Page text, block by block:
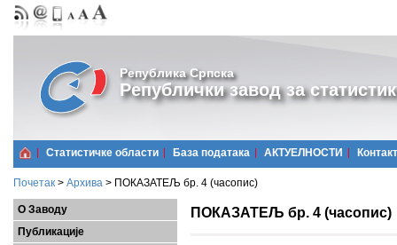
Република Српска
Републички завод за
Статистичке области Базa података АКТУЕЛНОСТИ Контакт
Почетак > Архива > ПОКАЗАТЕЉ бр. 4 (часопис)
О Заводу
Публикације
ПОКАЗАТЕЉ бр. 4 (часопис)